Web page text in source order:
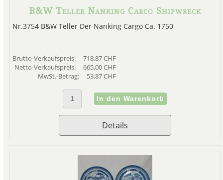
B&W Teller Nanking Carco Shipwreck
Nr.3754 B&W Teller Der Nanking Cargo Ca. 1750
Brutto-Verkaufspreis:
718,87 CHF
Netto-Verkaufspreis:
665,00 CHF
MwSt.-Betrag:
53,87 CHF
Details